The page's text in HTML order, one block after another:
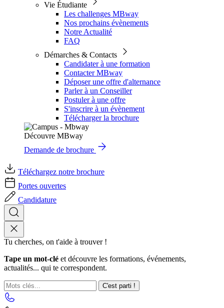
Vie Étudiante
Les challenges MBway
Nos prochains évènements
Notre Actualité
FAQ
Démarches & Contacts
Candidater à une formation
Contacter MBway
Déposer une offre d'alternance
Parler à un Conseiller
Postuler à une offre
S'inscrire à un évènement
Télécharger la brochure
Découvre MBway
Demande de brochure
Téléchargez notre brochure
Portes ouvertes
Candidature
Tu cherches, on t'aide à trouver !
Tape un mot-clé et découvre les formations, événements,
actualités... qui te correspondent.
C'est parti !